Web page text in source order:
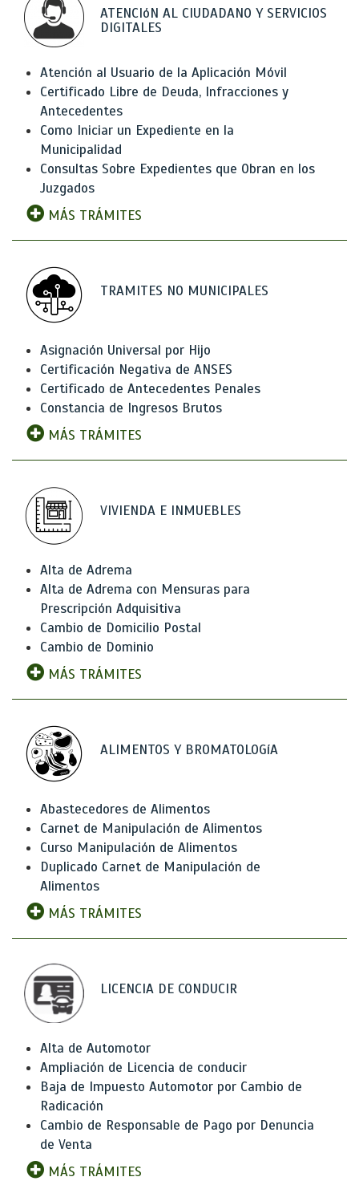
ATENCIóN AL CIUDADANO Y SERVICIOS
DIGITALES
Atención al Usuario de la Aplicación Móvil
Certificado Libre de Deuda, Infracciones y
Antecedentes
Como Iniciar un Expediente en la
Municipalidad
Consultas Sobre Expedientes que Obran en los
Juzgados
MÁS TRÁMITES
TRAMITES NO MUNICIPALES
Asignación Universal por Hijo
Certificación Negativa de ANSES
Certificado de Antecedentes Penales
Constancia de Ingresos Brutos
MÁS TRÁMITES
VIVIENDA E INMUEBLES
Alta de Adrema
Alta de Adrema con Mensuras para
Prescripción Adquisitiva
Cambio de Domicilio Postal
Cambio de Dominio
MÁS TRÁMITES
ALIMENTOS Y BROMATOLOGíA
Abastecedores de Alimentos
Carnet de Manipulación de Alimentos
Curso Manipulación de Alimentos
Duplicado Carnet de Manipulación de
Alimentos
MÁS TRÁMITES
LICENCIA DE CONDUCIR
Alta de Automotor
Ampliación de Licencia de conducir
Baja de Impuesto Automotor por Cambio de
Radicación
Cambio de Responsable de Pago por Denuncia
de Venta
MÁS TRÁMITES